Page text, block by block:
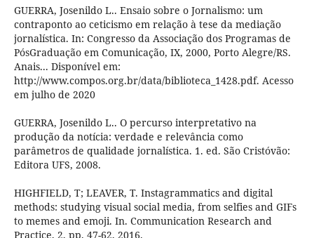
GUERRA, Josenildo L.. Ensaio sobre o Jornalismo: um
contraponto ao ceticismo em relação à tese da mediação
jornalística. In: Congresso da Associação dos Programas de
PósGraduação em Comunicação, IX, 2000, Porto Alegre/RS.
Anais... Disponível em:
http://www.compos.org.br/data/biblioteca_1428.pdf. Acesso
em julho de 2020
GUERRA, Josenildo L.. O percurso interpretativo na
produção da notícia: verdade e relevância como
parâmetros de qualidade jornalística. 1. ed. São Cristóvão:
Editora UFS, 2008.
HIGHFIELD, T; LEAVER, T. Instagrammatics and digital
methods: studying visual social media, from selfies and GIFs
to memes and emoji. In. Communication Research and
Practice, 2, pp. 47-62, 2016.